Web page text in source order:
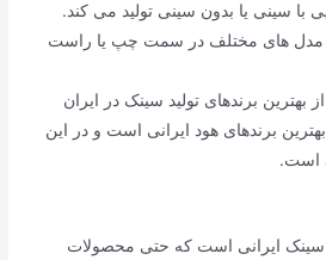
با سینی یا بدون سینی تولید می کند.
مدل های مختلف در سمت چپ یا راست
بهترین برندهای تولید سینک در ایران
برندهای هود ایرانی است و در این
است.
سینک ایرانی است که حتی محصولات